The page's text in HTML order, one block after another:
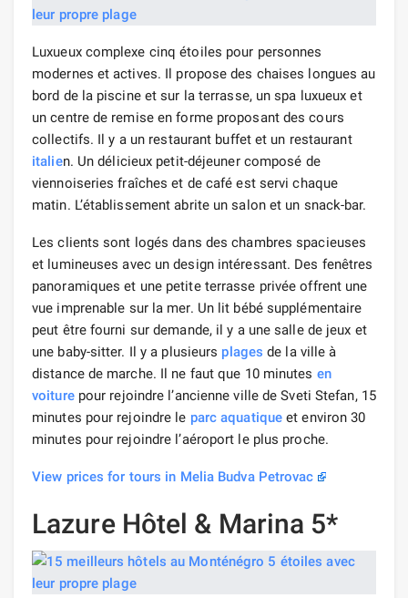
Luxueux complexe cinq étoiles pour personnes
modernes et actives. Il propose des chaises longues au
bord de la piscine et sur la terrasse, un spa luxueux et
un centre de remise en forme proposant des cours
collectifs. Il y a un restaurant buffet et un restaurant
italien. Un délicieux petit-déjeuner composé de
viennoiseries fraîches et de café est servi chaque
matin. L’établissement abrite un salon et un snack-bar.
Les clients sont logés dans des chambres spacieuses
et lumineuses avec un design intéressant. Des fenêtres
panoramiques et une petite terrasse privée offrent une
vue imprenable sur la mer. Un lit bébé supplémentaire
peut être fourni sur demande, il y a une salle de jeux et
une baby-sitter. Il y a plusieurs plages de la ville à
distance de marche. Il ne faut que 10 minutes en
voiturepour rejoindre l’ancienne ville de Sveti Stefan, 15
minutes pour rejoindre le parc aquatique et environ 30
minutes pour rejoindre l’aéroport le plus proche.
View prices for tours in Melia Budva Petrovac
Lazure Hôtel & Marina 5*